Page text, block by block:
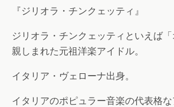
『ジリオラ・チンクェッティ』
ジリオラ・チンクェッティといえば
親しまれた元祖洋楽アイドル。
イタリア・ヴェローナ出身。
イタリアのポピュラー音楽の代表格